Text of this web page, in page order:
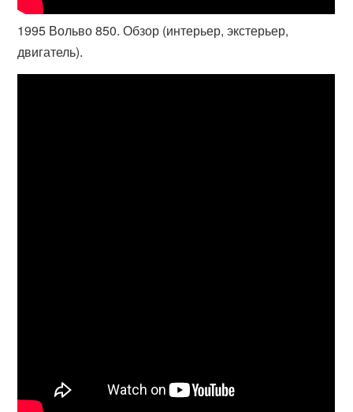
1995 Вольво 850. Обзор (интерьер, экстерьер,
двигатель).